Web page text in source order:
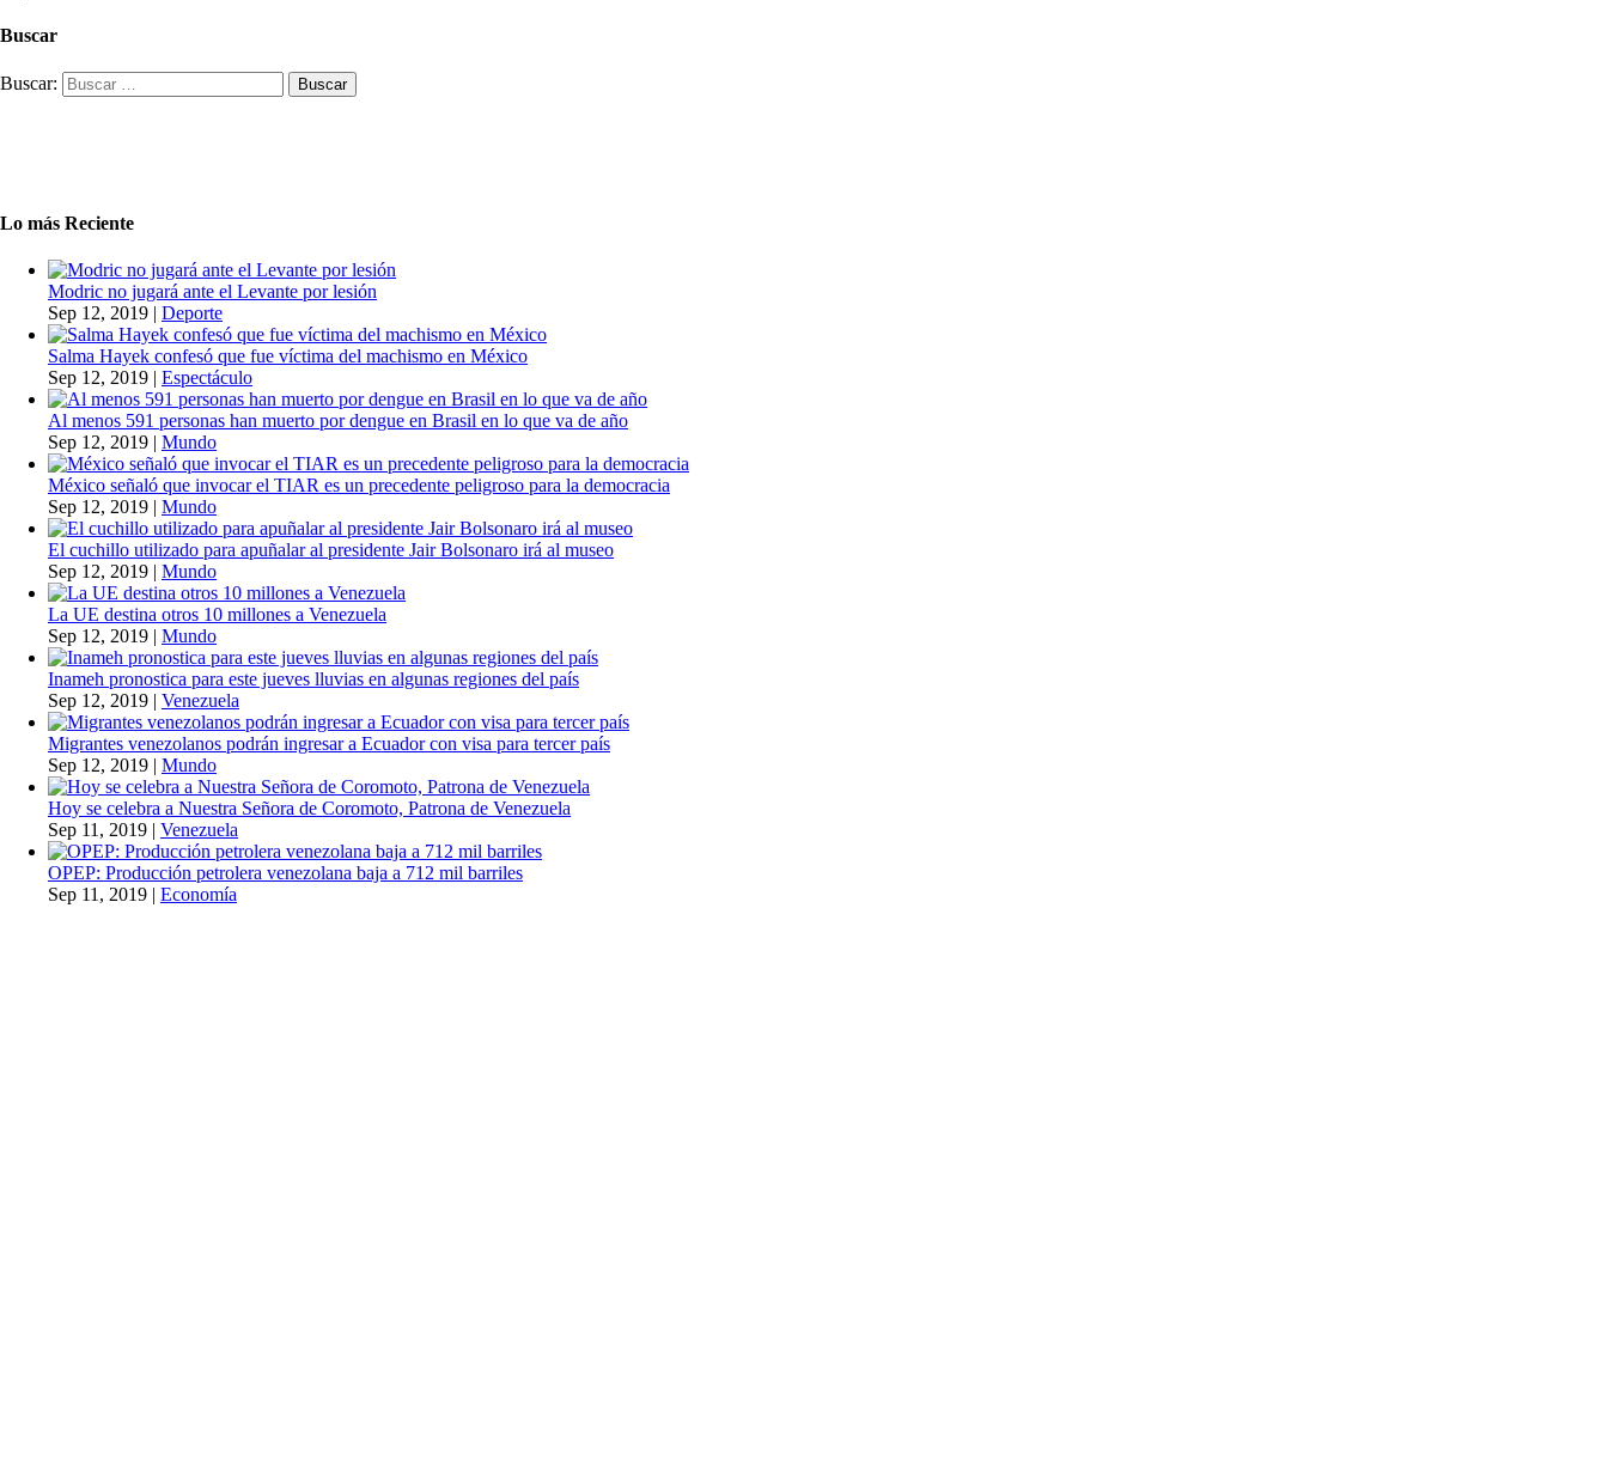
Buscar
Buscar:
Lo más Reciente
Modric no jugará ante el Levante por lesión
Sep 12, 2019 | Deporte
Salma Hayek confesó que fue víctima del machismo en México
Sep 12, 2019 | Espectáculo
Al menos 591 personas han muerto por dengue en Brasil en lo que va de año
Sep 12, 2019 | Mundo
México señaló que invocar el TIAR es un precedente peligroso para la democracia
Sep 12, 2019 | Mundo
El cuchillo utilizado para apuñalar al presidente Jair Bolsonaro irá al museo
Sep 12, 2019 | Mundo
La UE destina otros 10 millones a Venezuela
Sep 12, 2019 | Mundo
Inameh pronostica para este jueves lluvias en algunas regiones del país
Sep 12, 2019 | Venezuela
Migrantes venezolanos podrán ingresar a Ecuador con visa para tercer país
Sep 12, 2019 | Mundo
Hoy se celebra a Nuestra Señora de Coromoto, Patrona de Venezuela
Sep 11, 2019 | Venezuela
OPEP: Producción petrolera venezolana baja a 712 mil barriles
Sep 11, 2019 | Economía